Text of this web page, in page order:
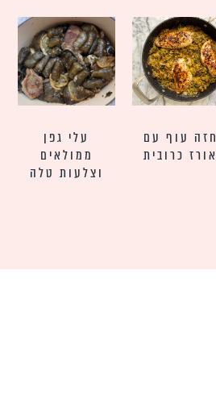
חזה עוף עם
אורז כרובית
עלי גפן
ממולאים
וצלעות טלה